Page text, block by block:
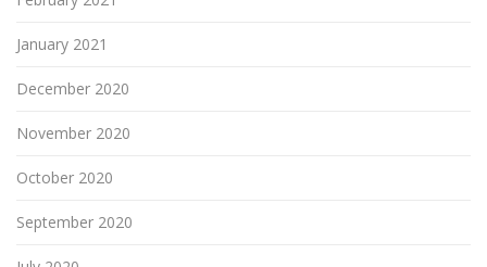
January 2021
December 2020
November 2020
October 2020
September 2020